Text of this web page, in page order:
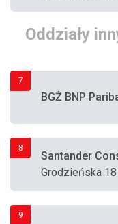
Oddziały
7
BGŻ BNP
8
Santander
Grodzieńska 18
9